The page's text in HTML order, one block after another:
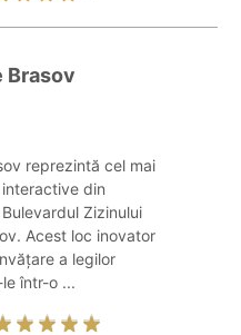
Brasov
reprezintă cel mai
din
Zizinului
Acest loc inovator
a legilor
într-o ...